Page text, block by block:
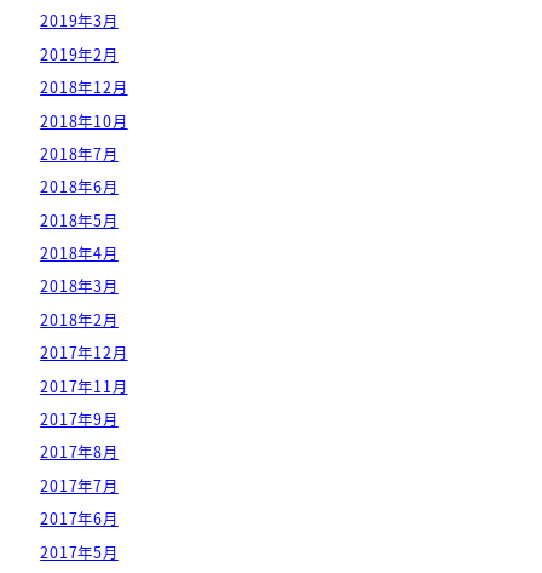
2019年3月
2019年2月
2018年12月
2018年10月
2018年7月
2018年6月
2018年5月
2018年4月
2018年3月
2018年2月
2017年12月
2017年11月
2017年9月
2017年8月
2017年7月
2017年6月
2017年5月